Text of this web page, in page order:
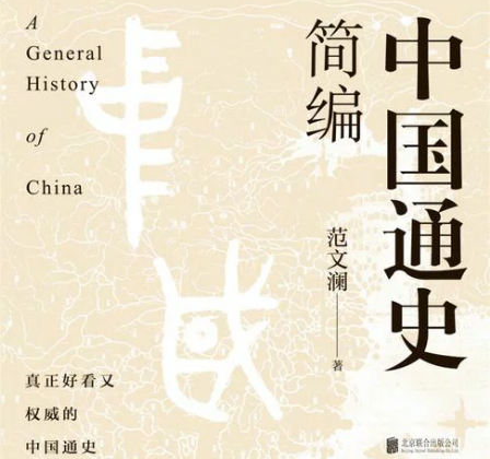
美食蛋糕 養生保健 民生用品
居家生活 3C家電 運動休閒 親子玩具
男裝 情趣用品
日本購物 電子/紙本書
HOT